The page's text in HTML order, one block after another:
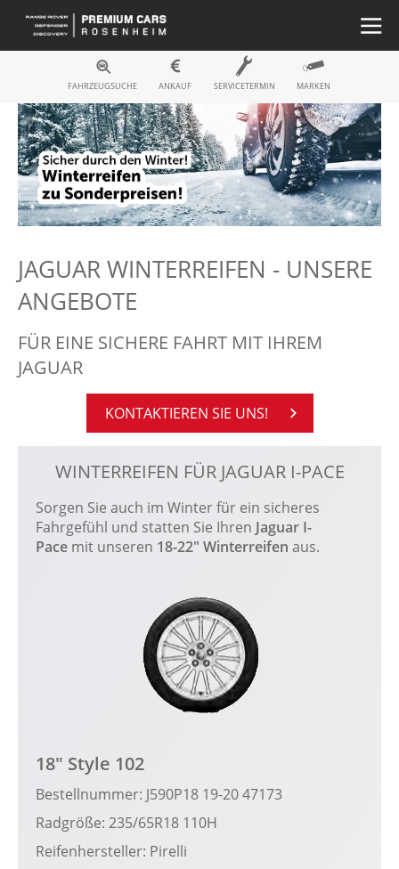
FAHRZEUGSUCHE ANKAUF SERVICETERMIN MARKEN
JAGUAR WINTERREIFEN - UNSERE
ANGEBOTE
FÜR EINE SICHERE FAHRT MIT IHREM
JAGUAR
KON­TAK­TIE­REN SIE UNS!
WINTERREIFEN FÜR JAGUAR I-PACE
Sorgen Sie auch im Winter für ein sicheres
Fahrgefühl und statten Sie Ihren Jaguar I-
Pace mit unseren 18-22" Winterreifen aus.
18" Style 102
Bestellnummer: J590P18 19-20 47173
Radgröße: 235/65R18 110H
Reifenhersteller: Pirelli